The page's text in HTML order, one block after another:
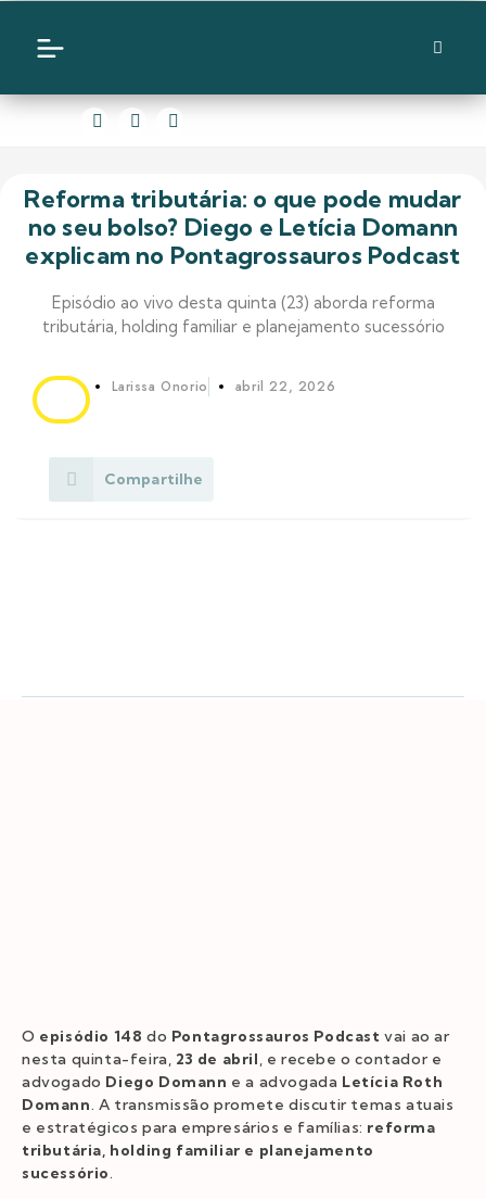
Reforma tributária: o que pode mudar
no seu bolso? Diego e Letícia Domann
explicam no Pontagrossauros Podcast
Episódio ao vivo desta quinta (23) aborda reforma
tributária, holding familiar e planejamento sucessório
Larissa Onorio abril 22, 2026
Compartilhe
O episódio 148 do Pontagrossauros Podcast vai ao ar
nesta quinta-feira, 23 de abril , e recebe o contador e
advogado Diego Domann e a advogada Letícia Roth
Domann. A transmissão promete discutir temas atuais
e estratégicos para empresários e famílias: reforma
tributária, holding familiar e planejamento
sucessório.